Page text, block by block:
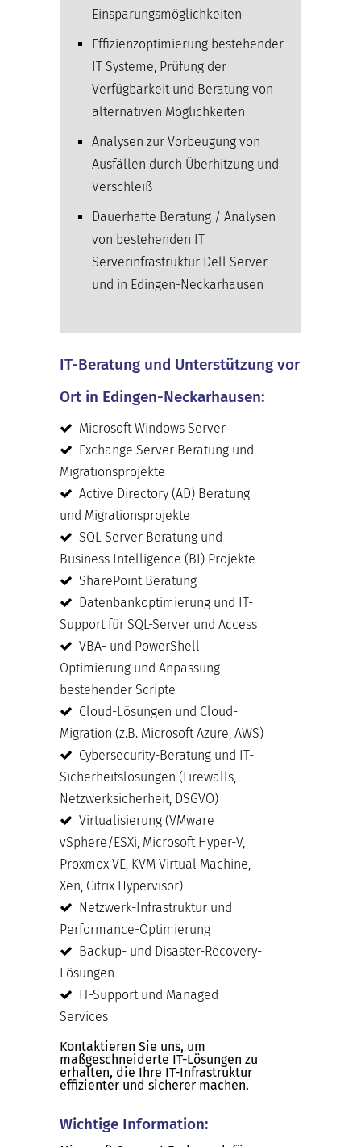
Einsparungsmöglichkeiten
Effizienzoptimierung bestehender
IT Systeme, Prüfung der
Verfügbarkeit und Beratung von
alternativen Möglichkeiten
Analysen zur Vorbeugung von
Ausfällen durch Überhitzung und
Verschleiß
Dauerhafte Beratung / Analysen
von bestehenden IT
Serverinfrastruktur Dell Server
und in Edingen-Neckarhausen
IT-Beratung und Unterstützung vor
Ort in Edingen-Neckarhausen:
Microsoft Windows Server
Exchange Server Beratung und
Migrationsprojekte
Active Directory (AD) Beratung
und Migrationsprojekte
SQL Server Beratung und
Business Intelligence (BI) Projekte
SharePoint Beratung
Datenbankoptimierung und IT-
Support für SQL-Server und Access
VBA- und PowerShell
Optimierung und Anpassung
bestehender Scripte
Cloud-Lösungen und Cloud-
Migration (z.B. Microsoft Azure, AWS)
Cybersecurity-Beratung und IT-
Sicherheitslösungen (Firewalls,
Netzwerksicherheit, DSGVO)
Virtualisierung (VMware
vSphere/ESXi, Microsoft Hyper-V,
Proxmox VE, KVM Virtual Machine,
Xen, Citrix Hypervisor)
Netzwerk-Infrastruktur und
Performance-Optimierung
Backup- und Disaster-Recovery-
Lösungen
IT-Support und Managed
Services
Kontaktieren Sie uns, um
maßgeschneiderte IT-Lösungen zu
erhalten, die Ihre IT-Infrastruktur
effizienter und sicherer machen.
Wichtige Information: